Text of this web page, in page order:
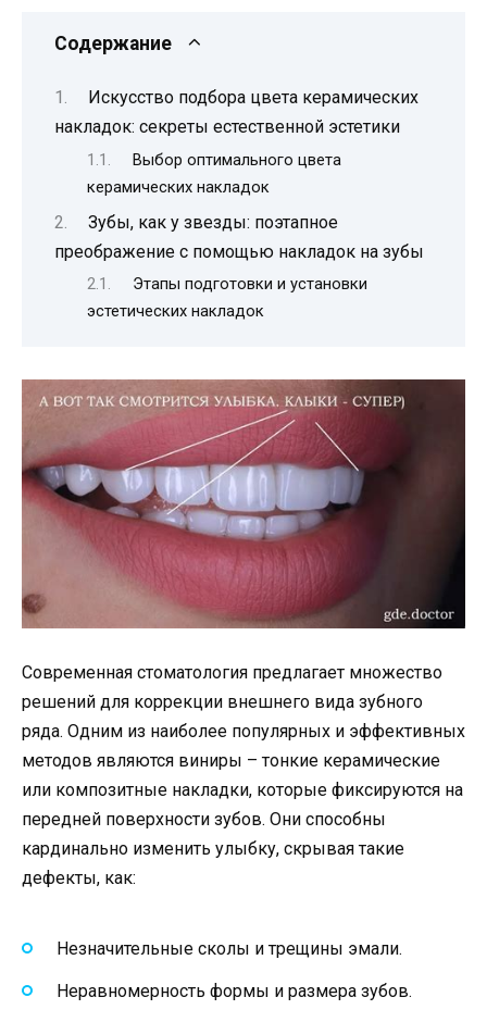
Содержание
Искусство подбора цвета керамических
накладок: секреты естественной эстетики
Выбор оптимального цвета
керамических накладок
Зубы, как у звезды: поэтапное
преображение с помощью накладок на зубы
Этапы подготовки и установки
эстетических накладок
Современная стоматология предлагает множество
решений для коррекции внешнего вида зубного
ряда. Одним из наиболее популярных и эффективных
методов являются виниры – тонкие керамические
или композитные накладки, которые фиксируются на
передней поверхности зубов. Они способны
кардинально изменить улыбку, скрывая такие
дефекты, как:
Незначительные сколы и трещины эмали.
Неравномерность формы и размера зубов.